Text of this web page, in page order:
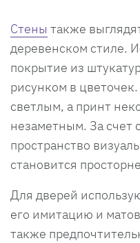
Стены также
деревенском стиле.
покрытие из
рисунком в
светлым, а принт
незаметным. За счет
пространство
становится
Для дверей
его имитацию и
также